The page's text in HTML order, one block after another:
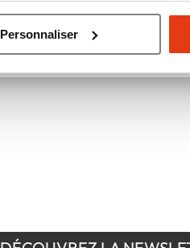
Personnaliser